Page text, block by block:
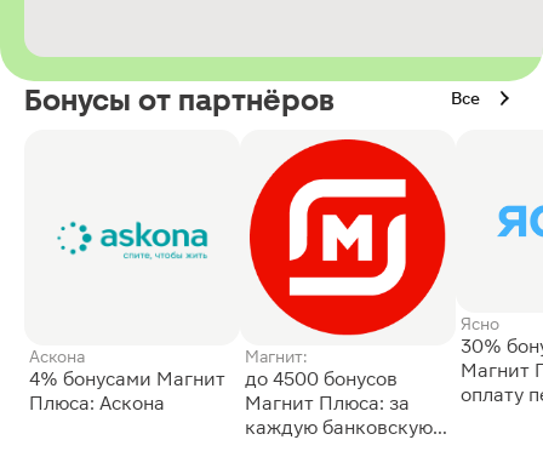
Бонусы от партнёров Все
Аскона
4% бонусами Магнит
Плюса: Аскона
Магнит:
до 4500 бонусов
Магнит Плюса: за
каждую банковскую
Ясно
30%
Магнит
оплату